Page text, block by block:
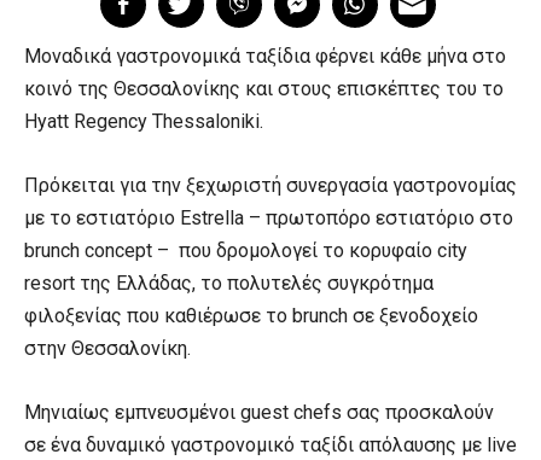
Μοναδικά γαστρονομικά ταξίδια φέρνει κάθε μήνα στο
κοινό της Θεσσαλονίκης και στους επισκέπτες του το
Hyatt Regency Thessaloniki.
Πρόκειται για την ξεχωριστή συνεργασία γαστρονομίας
με το εστιατόριο Estrella – πρωτοπόρο εστιατόριο στο
brunch concept – που δρομολογεί το κορυφαίο city
resort της Ελλάδας, το πολυτελές συγκρότημα
φιλοξενίας που καθιέρωσε το brunch σε ξενοδοχείο
στην Θεσσαλονίκη.
Μηνιαίως εμπνευσμένοι guest chefs σας προσκαλούν
σε ένα δυναμικό γαστρονομικό ταξίδι απόλαυσης με live